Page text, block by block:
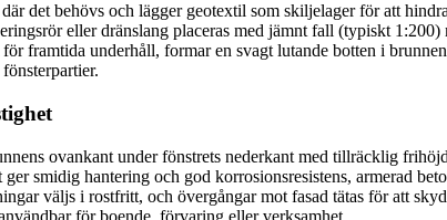
det behövs och lägger geotextil som skiljelager för att
eller dränslang placeras med jämnt fall (typiskt
framtida underhåll, formar en svagt lutande botten i
ovankant under fönstrets nederkant med tillräcklig
smidig hantering och god korrosionsresistens, armerad
väljs i rostfritt, och övergångar mot fasad tätas för att
för boende, förvaring eller verksamhet.